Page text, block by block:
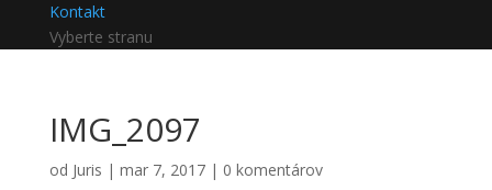
Kontakt
Vyberte stranu
IMG_2097
od Juris | mar 7, 2017| 0 komentárov